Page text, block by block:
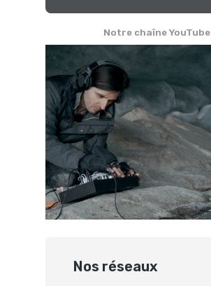
Notre chaîne YouTube
Nos réseaux